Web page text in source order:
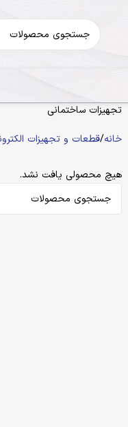
تجهیزات ساختمانی
خانه قطعات و تجهیزات
هیچ محصولی یافت نشد.